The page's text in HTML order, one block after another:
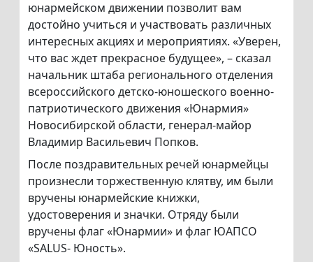
юнармейском движении позволит вам
достойно учиться и участвовать различных
интересных акциях и мероприятиях. «Уверен,
что вас ждет прекрасное будущее», – сказал
начальник штаба регионального отделения
всероссийского детско-юношеского военно-
патриотического движения «Юнармия»
Новосибирской области, генерал-майор
Владимир Васильевич Попков.
После поздравительных речей юнармейцы
произнесли торжественную клятву, им были
вручены юнармейские книжки,
удостоверения и значки. Отряду были
вручены флаг «Юнармии» и флаг ЮАПСО
«SALUS- Юность».